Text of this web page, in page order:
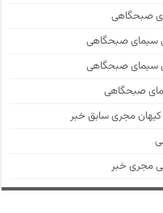
صبحگاهی
سیمای صبحگاهی
سیمای صبحگاهی
صبحگاهی
مجری سابق خبر
مجری خبر